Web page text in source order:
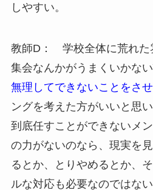
しやすい。
教師D： 学校全体に荒れた
集会なんかがうまくいかな
無理してできないことをさ
ングを考えた方がいいと思
到底任すことができないメ
の力がないのなら、現実を
るとか、とりやめるとか、
ルな対応も必要なのではな